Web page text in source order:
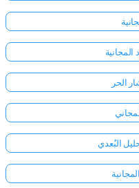
الحر
البُعدي